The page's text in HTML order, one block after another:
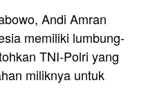
Andi Amran
memiliki lumbung-
TNI-Polri yang
miliknya untuk